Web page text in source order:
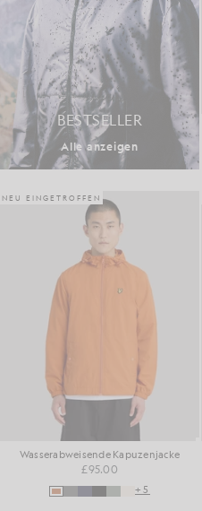
BESTSELLER
Alle anzeigen
NEU EINGETROFFEN
Wasserabweisende Kapuzenjacke
£95.00
+5